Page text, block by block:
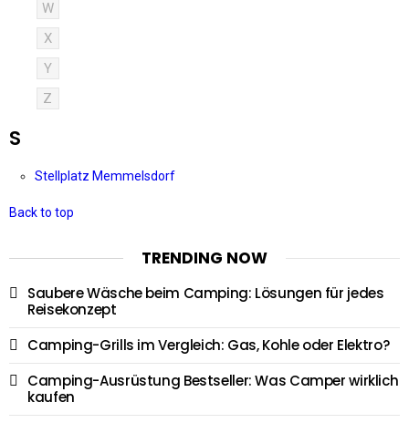
W
X
Y
Z
S
Stellplatz Memmelsdorf
Back to top
TRENDING NOW
Saubere Wäsche beim Camping: Lösungen für jedes
Reisekonzept
Camping-Grills im Vergleich: Gas, Kohle oder Elektro?
Camping-Ausrüstung Bestseller: Was Camper wirklich
kaufen